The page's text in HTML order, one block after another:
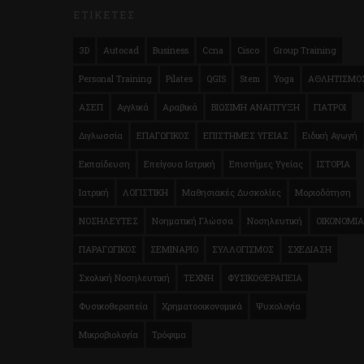
ΕΤΙΚΈΤΕΣ
3D Autocad Business Ccna Cisco Group Training
Personal Training Pilates QGIS Stem Yoga
ΑΣΕΠ Αγγλικά Αραβικά ΒΙΩΣΙΜΗ ΑΝΑΠΤΥΞΗ ΓΙΑΤΡΟΙ
Διγλωσσία ΕΠΑΓΩΓΙΚΟΣ ΕΠΙΣΤΗΜΕΣ ΥΓΕΙΑΣ Ειδική Αγωγή
Εκπαίδευση Επείγουα Ιατρική Επιστήμες Υγείας ΙΣΤΟΡΙΑ
Ιατρική ΛΟΓΙΣΤΙΚΗ Μαθησιακές Δυσκολίες Μοριοδότηση
ΝΟΣΗΛΕΥΤΕΣ Νοηματική Γλώσσα Νοσηλευτική ΟΙΚΟΝΟΜΙΑ
ΠΑΡΑΓΩΓΙΚΟΣ ΣΕΜΙΝΑΡΙΟ ΣΥΛΛΟΓΙΣΜΟΣ ΣΧΕΔΙΑΣΗ
Σχολική Νοσηλευτική ΤΕΧΝΗ ΦΥΣΙΚΟΘΕΡΑΠΕΙΑ
Φυσικοθεραπεία Χρηματοοικονομικά Ψυχολογία
Μικροβιολογία Τρόφιμα